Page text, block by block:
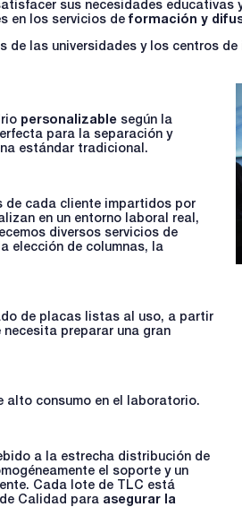
sus necesidades educativas
en los servicios de formación y
las universidades y los centros de
personalizable según la
para la separación y
estándar tradicional.
de cada cliente impartidos por
en un entorno laboral real,
diversos servicios de
elección de columnas, la
de placas listas al uso, a partir
preparar una gran
alto consumo en el laboratorio.
a la estrecha distribución de
el soporte y un
Cada lote de TLC está
Calidad para asegurar la